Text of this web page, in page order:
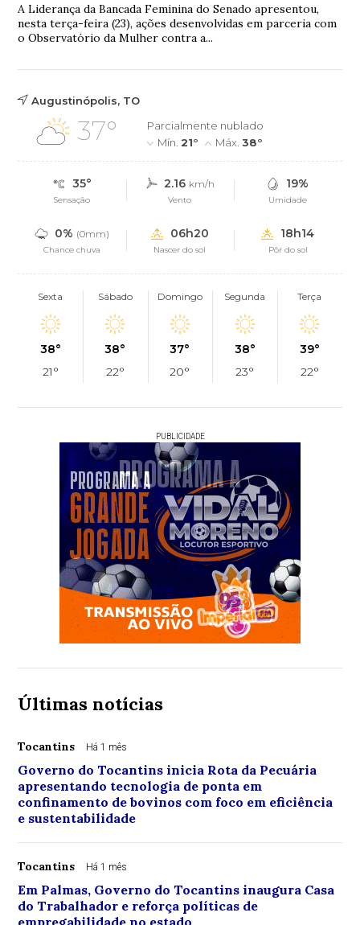
A Liderança da Bancada Feminina do Senado apresentou,
nesta terça-feira (23), ações desenvolvidas em parceria com
o Observatório da Mulher contra a...
Augustinópolis, TO
37°
Parcialmente nublado
Mín.21° Máx.38°
35°
Sensação
2.16 km/h
Vento
19%
Umidade
0% (0mm)
Chance chuva
06h20
Nascer do sol
18h14
Pôr do sol
Sexta
38°
21°
Sábado
38°
22°
Domingo
37°
20°
Segunda
38°
23°
Terça
39°
22°
PUBLICIDADE
Últimas notícias
Tocantins Há 1 mês
Governo do Tocantins inicia Rota da Pecuária
apresentando tecnologia de ponta em
confinamento de bovinos com foco em eficiência
e sustentabilidade
Tocantins Há 1 mês
Em Palmas, Governo do Tocantins inaugura Casa
do Trabalhador e reforça políticas de
empregabilidade no estado